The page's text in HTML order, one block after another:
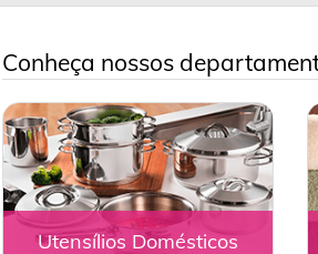
Conheça nossos
Utensílios Domésticos